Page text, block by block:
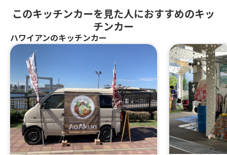
このキッチンカーを見た人におすすめのキッ
チンカー
ハワイアンのキッチンカー